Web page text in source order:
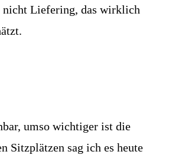
nicht Liefering, das wirklich
umso wichtiger ist die
Sitzplätzen sag ich es heute